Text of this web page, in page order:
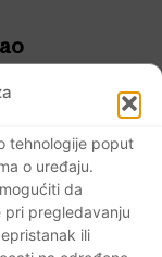
tehnologije poput
o uređaju.
da
pri pregledavanju
ili
i
–
rat se
sestra
svoje